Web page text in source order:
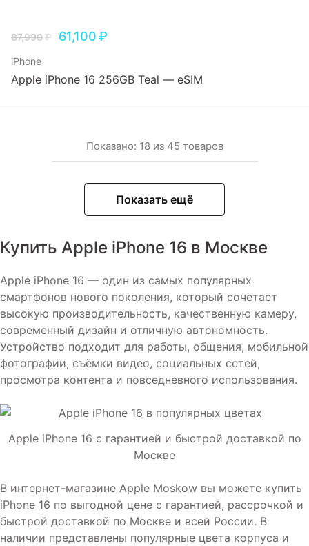
87,990₽ 61,100₽
iPhone
Apple iPhone 16 256GB Teal — eSIM
Показано: 18 из 45 товаров
Показать ещё
Купить Apple iPhone 16 в Москве
Apple iPhone 16 — один из самых популярных
смартфонов нового поколения, который сочетает
высокую производительность, качественную камеру,
современный дизайн и отличную автономность.
Устройство подходит для работы, общения, мобильной
фотографии, съёмки видео, социальных сетей,
просмотра контента и повседневного использования.
Apple iPhone 16 с гарантией и быстрой доставкой по
Москве
В интернет-магазине Apple Moskow вы можете купить
iPhone 16 по выгодной цене с гарантией, рассрочкой и
быстрой доставкой по Москве и всей России. В
наличии представлены популярные цвета корпуса и